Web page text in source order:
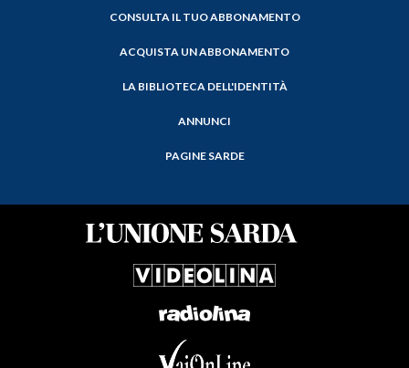
CONSULTA IL TUO ABBONAMENTO
ACQUISTA UN ABBONAMENTO
LA BIBLIOTECA DELL'IDENTITÀ
ANNUNCI
PAGINE SARDE